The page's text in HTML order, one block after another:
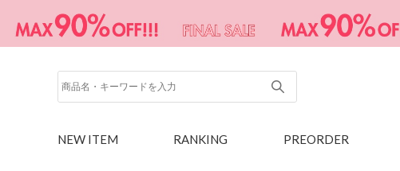
NEW ITEM RANKING PREORDER